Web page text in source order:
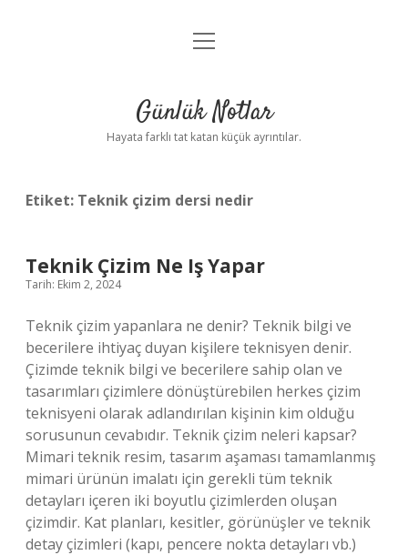
Anasayfa
Yasal Uyarı
menüyü
Günlük Notlar
Hayata farklı tat katan küçük ayrıntılar.
Etiket: Teknik çizim dersi nedir
Teknik Çizim Ne Iş Yapar
Tarih: Ekim 2, 2024
Teknik çizim yapanlara ne denir? Teknik bilgi ve
becerilere ihtiyaç duyan kişilere teknisyen denir.
Çizimde teknik bilgi ve becerilere sahip olan ve
tasarımları çizimlere dönüştürebilen herkes çizim
teknisyeni olarak adlandırılan kişinin kim olduğu
sorusunun cevabıdır. Teknik çizim neleri kapsar?
Mimari teknik resim, tasarım aşaması tamamlanmış
mimari ürünün imalatı için gerekli tüm teknik
detayları içeren iki boyutlu çizimlerden oluşan
çizimdir. Kat planları, kesitler, görünüşler ve teknik
detay çizimleri (kapı, pencere nokta detayları vb.)